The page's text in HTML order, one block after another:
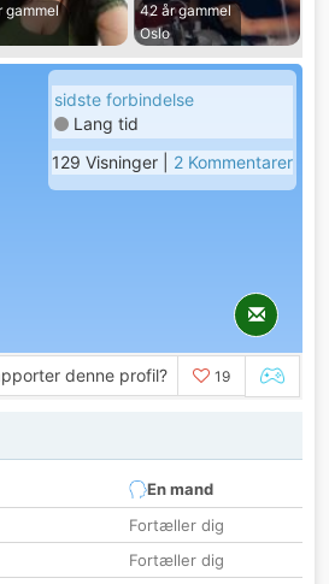
gammel
42 år gammel
Oslo
sidste forbindelse
Lang tid
129 Visninger | 2 Kommentarer
denne profil? 19
En mand
Fortæller dig
Fortæller dig